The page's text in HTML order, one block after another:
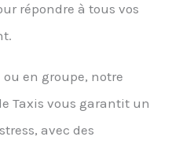
répondre à tous vos
en groupe, notre
Taxis vous garantit un
avec des